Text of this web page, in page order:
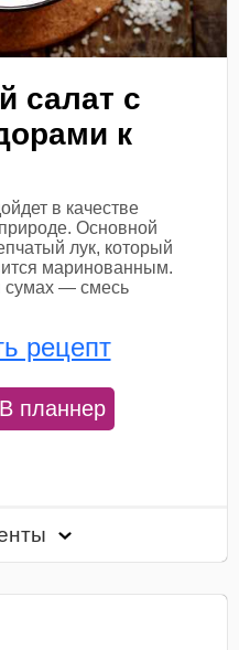
салат с
к
в качестве
Основной
лук, который
маринованным.
сумах — смесь
рецепт
В планнер